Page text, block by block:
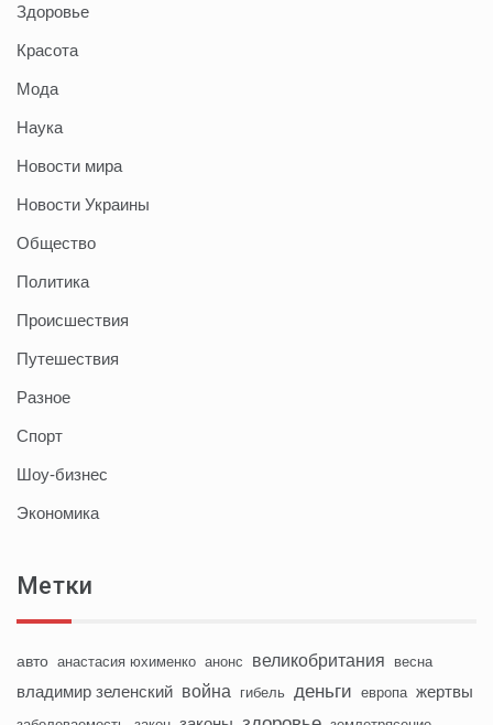
Здоровье
Красота
Мода
Наука
Новости мира
Новости Украины
Общество
Политика
Происшествия
Путешествия
Разное
Спорт
Шоу-бизнес
Экономика
Метки
авто анастасия юхименко анонс великобритания весна
владимир зеленский война гибель деньги европа жертвы